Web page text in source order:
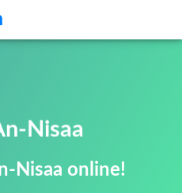
Nisaa
Nisaa online!